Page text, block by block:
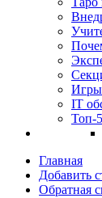
Игры
IT
Топ-
Главная
Добавить
Обратная